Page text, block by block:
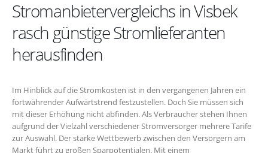
Stromanbietervergleichs in Visbek
rasch günstige Stromlieferanten
herausfinden
Im Hinblick auf die Stromkosten ist in den vergangenen Jahren ein
fortwährender Aufwärtstrend festzustellen. Doch Sie müssen sich
mit dieser Erhöhung nicht abfinden. Als Verbraucher stehen Ihnen
aufgrund der Vielzahl verschiedener Stromversorger mehrere Tarife
zur Auswahl. Der starke Wettbewerb zwischen den Versorgern am
Markt führt zu großen Sparpotentialen. Mit einem